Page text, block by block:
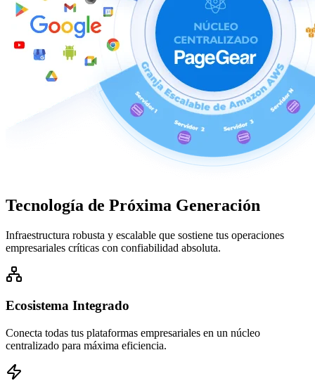
Tecnología de Próxima Generación
Infraestructura robusta y escalable que sostiene tus operaciones
empresariales críticas con confiabilidad absoluta.
Ecosistema Integrado
Conecta todas tus plataformas empresariales en un núcleo
centralizado para máxima eficiencia.